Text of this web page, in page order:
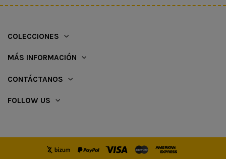
COLECCIONES
MÁS INFORMACIÓN
CONTÁCTANOS
FOLLOW US